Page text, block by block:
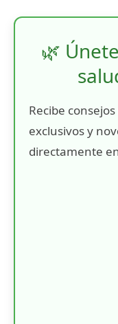
🌿
Recibe
exclusivos y
directamente